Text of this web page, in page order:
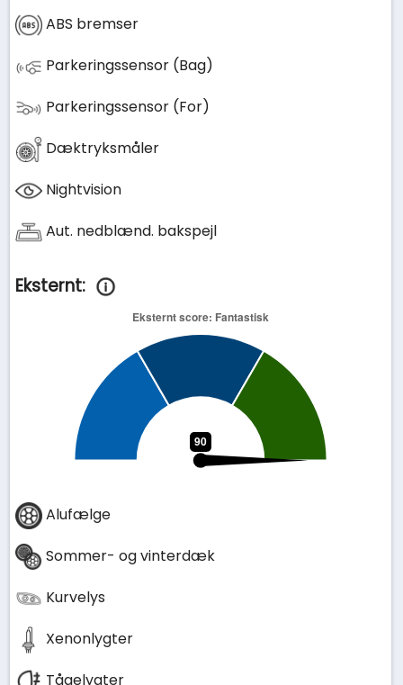
ABS bremser
Parkeringssensor (Bag)
Parkeringssensor (For)
Dæktryksmåler
Nightvision
Aut. nedblænd. bakspejl
Eksternt:
Alufælge
Sommer- og vinterdæk
Kurvelys
Xenonlygter
Tågelygter